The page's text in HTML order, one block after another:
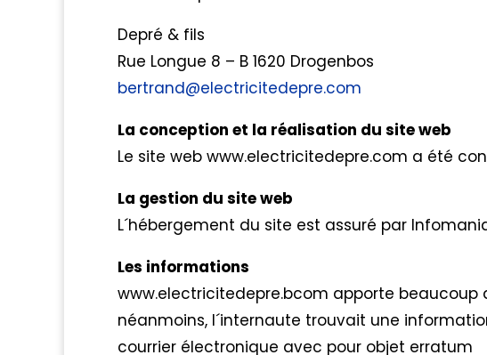
Depré & fils
Rue Longue 8 – B 1620 Drogenbos
bertrand@electricitedepre.com
La conception et la réalisation du site web
Le site web www.electricitedepre.com a été
La gestion du site web
L´hébergement du site est assuré par
Les informations
www.electricitedepre.bcom apporte beaucoup
néanmoins, l´internaute trouvait une
courrier électronique avec pour objet erratum